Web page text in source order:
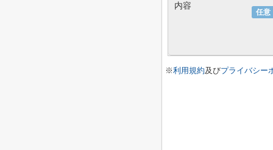
任意
内容
※利用規約及びプライバシー